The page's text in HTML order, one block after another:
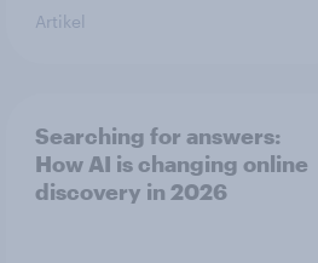
Artikel
Searching for answers:
How AI is changing online
discovery in 2026